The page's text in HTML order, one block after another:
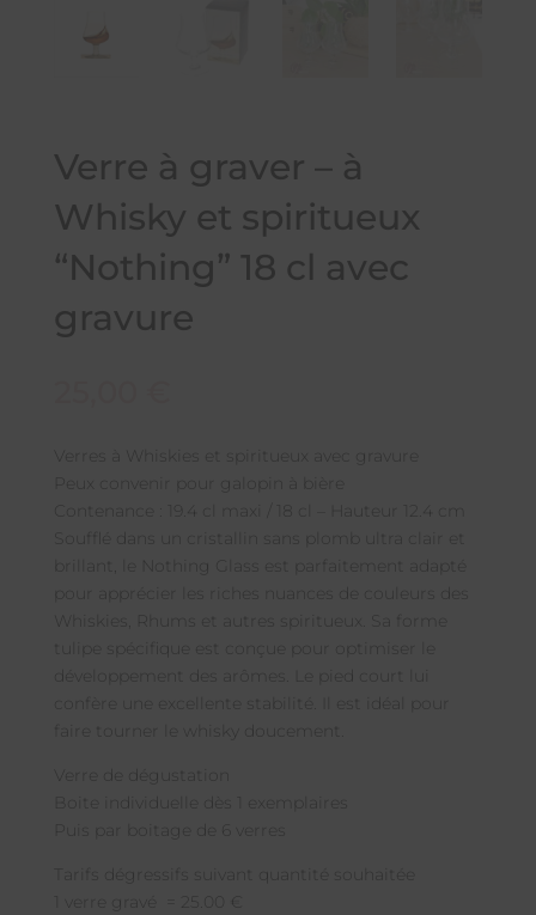
Verre à graver – à
Whisky et spiritueux
“Nothing” 18 cl avec
gravure
Verres à Whiskies et spiritueux avec gravure
Peux convenir pour galopin à bière
Contenance : 19.4 cl maxi / 18 cl – Hauteur 12.4 cm
Soufflé dans un cristallin sans plomb ultra clair et
brillant, le Nothing Glass est parfaitement adapté
pour apprécier les riches nuances de couleurs des
Whiskies, Rhums et autres spiritueux. Sa forme
tulipe spécifique est conçue pour optimiser le
développement des arômes. Le pied court lui
confère une excellente stabilité. Il est idéal pour
faire tourner le whisky doucement.
Verre de dégustation
Boite individuelle dès 1 exemplaires
Puis par boitage de 6 verres
Tarifs dégressifs suivant quantité souhaitée
1 verre gravé = 25.00 €